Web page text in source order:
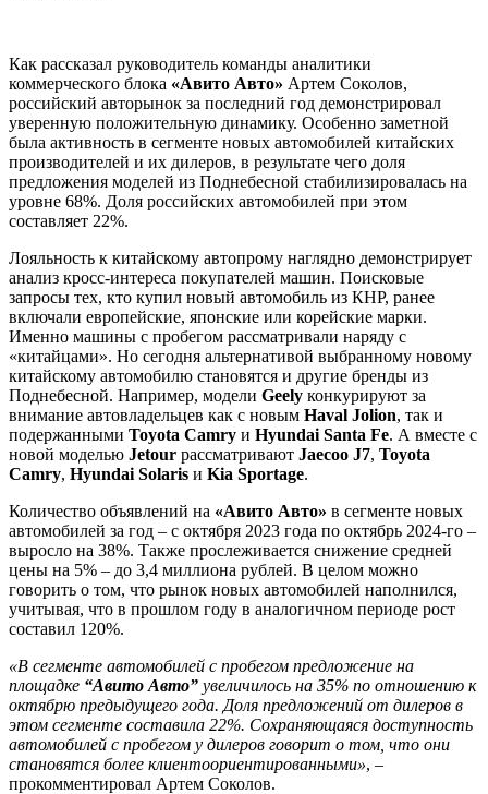
Как рассказал руководитель команды аналитики
коммерческого блока «Авито Авто» Артем Соколов,
российский авторынок за последний год демонстрировал
уверенную положительную динамику. Особенно заметной
была активность в сегменте новых автомобилей китайских
производителей и их дилеров, в результате чего доля
предложения моделей из Поднебесной стабилизировалась на
уровне 68%. Доля российских автомобилей при этом
составляет 22%.
Лояльность к китайскому автопрому наглядно демонстрирует
анализ кросс-интереса покупателей машин. Поисковые
запросы тех, кто купил новый автомобиль из КНР, ранее
включали европейские, японские или корейские марки.
Именно машины с пробегом рассматривали наряду с
«китайцами». Но сегодня альтернативой выбранному новому
китайскому автомобилю становятся и другие бренды из
Поднебесной. Например, модели Geely конкурируют за
внимание автовладельцев как с новым Haval Jolion, так и
подержанными Toyota Camry и Hyundai Santa Fe. А вместе с
новой моделью Jetour рассматривают Jaecoo J7, Toyota
Camry, Hyundai Solaris и Kia Sportage.
Количество объявлений на «Авито Авто» в сегменте новых
автомобилей за год – с октября 2023 года по октябрь 2024-го –
выросло на 38%. Также прослеживается снижение средней
цены на 5% – до 3,4 миллиона рублей. В целом можно
говорить о том, что рынок новых автомобилей наполнился,
учитывая, что в прошлом году в аналогичном периоде рост
составил 120%.
«В сегменте автомобилей с пробегом предложение на
площадке “Авито Авто” увеличилось на 35% по отношению к
октябрю предыдущего года. Доля предложений от дилеров в
этом сегменте составила 22%. Сохраняющаяся доступность
автомобилей с пробегом у дилеров говорит о том, что они
становятся более клиентоориентированными», –
прокомментировал Артем Соколов.